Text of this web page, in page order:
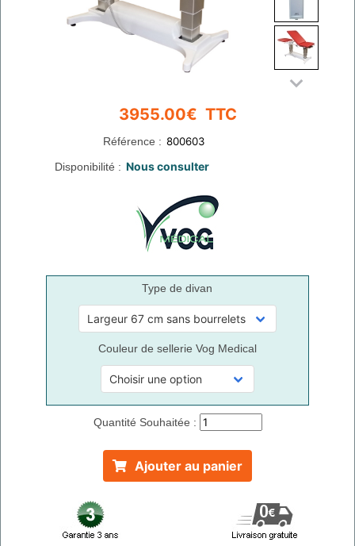
Référence :
Disponibilité :
Type de divan
Couleur de sellerie Vog Medical
Quantité Souhaitée :
Ajouter au panier